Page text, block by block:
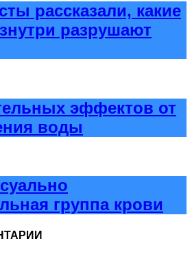
рассказали, какие
разрушают
эффектов от
воды
группа крови